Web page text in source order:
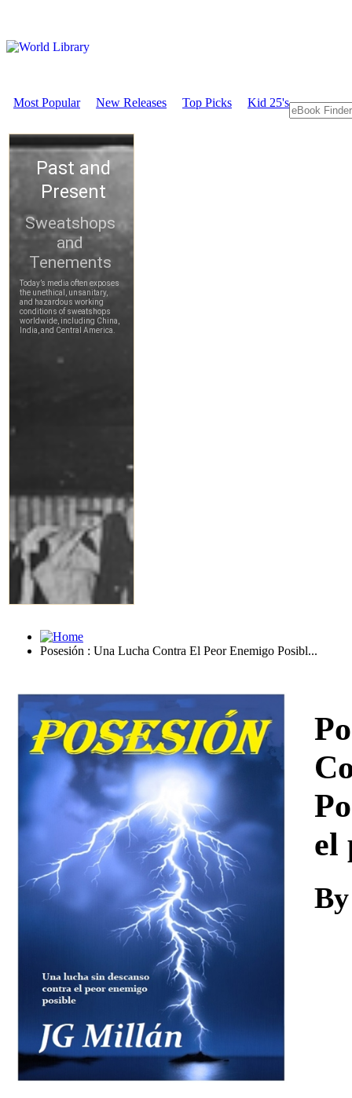
Most Popular New Releases Top Picks Kid 25's
Posesión : Una Lucha Contra El Peor Enemigo Posibl...
Download
el